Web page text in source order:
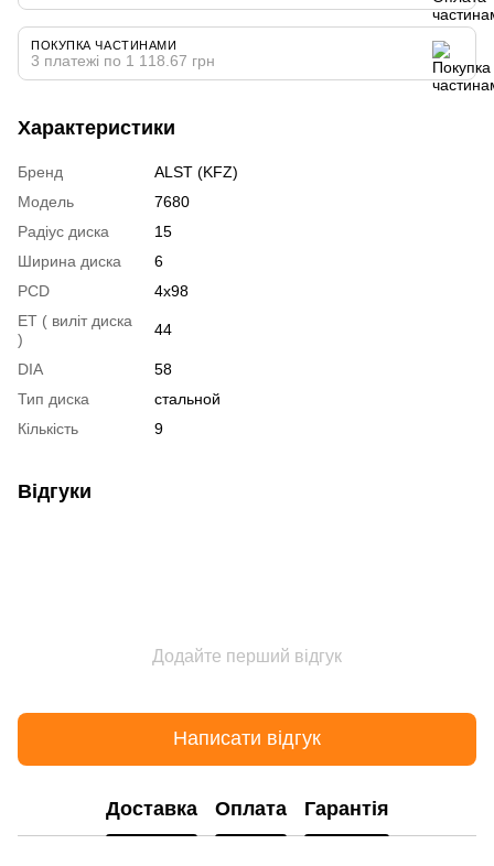
ПОКУПКА ЧАСТИНАМИ
3 платежі по 1 118.67 грн
Характеристики
Бренд
ALST (KFZ)
Модель
7680
Радіус диска
15
Ширина диска
6
PCD
4x98
ET ( виліт диска
)
44
DIA
58
Тип диска
стальной
Кількість
9
Відгуки
Додайте перший відгук
Написати відгук
Доставка Оплата Гарантія